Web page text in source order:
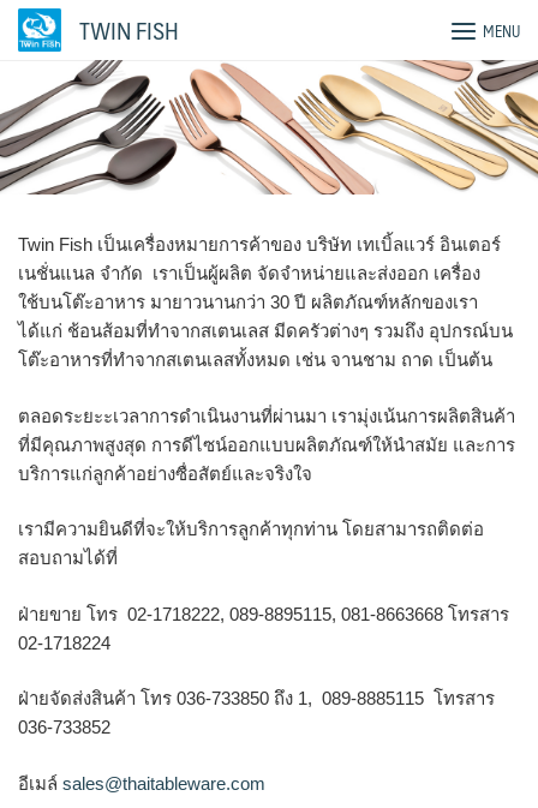
Skip
TWIN FISH MENU
Twin Fish เป็นเครื่องหมายการค้าของ บริษัท เทเบิ้ลแวร์ อินเตอร์
เนชั่นแนล จำกัด เราเป็นผู้ผลิต จัดจำหน่ายและส่งออก เครื่อง
ใช้บนโต๊ะอาหาร มายาวนานกว่า 30 ปี ผลิตภัณฑ์หลักของเรา
ได้แก่ ช้อนส้อมที่ทำจากสเตนเลส มีดครัวต่างๆ รวมถึง อุปกรณ์บน
โต๊ะอาหารที่ทำจากสเตนเลสทั้งหมด เช่น จานชาม ถาด เป็นต้น
ตลอดระยะะเวลาการดำเนินงานที่ผ่านมา เรามุ่งเน้นการผลิตสินค้า
ที่มีคุณภาพสูงสุด การดีไซน์ออกแบบผลิตภัณฑ์ให้นำสมัย และการ
บริการแก่ลูกค้าอย่างซื่อสัตย์และจริงใจ
เรามีความยินดีที่จะให้บริการลูกค้าทุกท่าน โดยสามารถติดต่อ
สอบถามได้ที่
ฝ่ายขาย โทร 02-1718222, 089-8895115, 081-8663668 โทรสาร
02-1718224
ฝ่ายจัดส่งสินค้า โทร 036-733850 ถึง 1, 089-8885115 โทรสาร
036-733852
อีเมล์ sales@thaitableware.com